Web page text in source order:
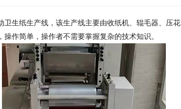
卫生纸生产线，该生产线主要由收纸机、辊毛器、压花
作简单，操作者不需要掌握复杂的技术知识。